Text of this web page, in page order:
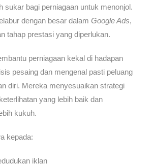
sukar bagi perniagaan untuk menonjol.
dengan besar dalam Google Ads,
tahap prestasi yang diperlukan.
perniagaan kekal di hadapan
pesaing dan mengenal pasti peluang
diri. Mereka menyesuaikan strategi
yang lebih baik dan
kukuh.
kepada:
iklan